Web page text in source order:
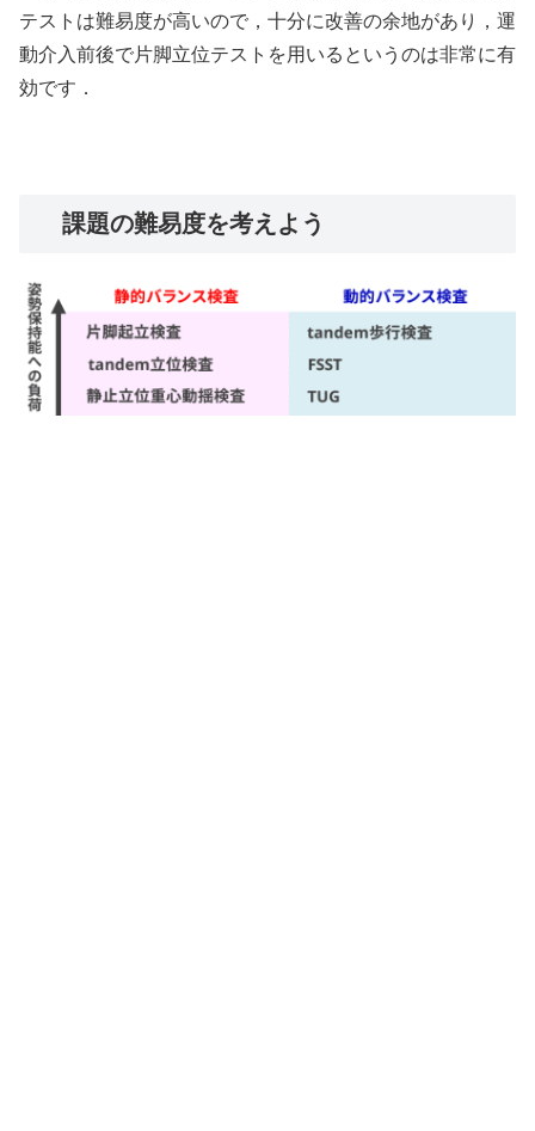
テストは難易度が高いので，十分に改善の余地があり，運
動介入前後で片脚立位テストを用いるというのは非常に有
効です．
課題の難易度を考えよう